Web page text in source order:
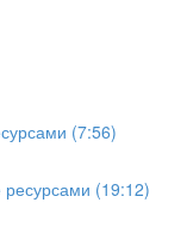
(7:56)
ресурсами (19:12)